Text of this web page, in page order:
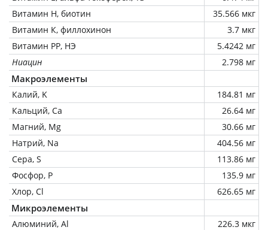
Витамин Н, биотин
35.566 мкг
Витамин К, филлохинон
3.7 мкг
Витамин РР, НЭ
5.4242 мг
Ниацин
2.798 мг
Макроэлементы
Калий, K
184.81 мг
Кальций, Ca
26.64 мг
Магний, Mg
30.66 мг
Натрий, Na
404.56 мг
Сера, S
113.86 мг
Фосфор, P
135.9 мг
Хлор, Cl
626.65 мг
Микроэлементы
Алюминий, Al
226.3 мкг